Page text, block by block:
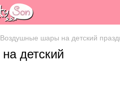
Воздушные шары на детский
детский